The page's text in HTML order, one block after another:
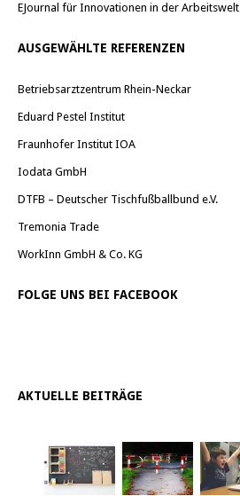
EJournal für Innovationen in der Arbeitswelt
AUSGEWÄHLTE REFERENZEN
Betriebsarztzentrum Rhein-Neckar
Eduard Pestel Institut
Fraunhofer Institut IOA
Iodata GmbH
DTFB – Deutscher Tischfußballbund e.V.
Tremonia Trade
WorkInn GmbH & Co. KG
FOLGE UNS BEI FACEBOOK
AKTUELLE BEITRÄGE